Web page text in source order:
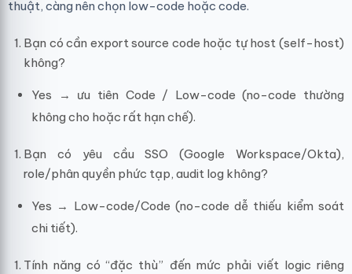
thuật, càng nên chọn low-code hoặc code.
Bạn có cần export source code hoặc tự host (self-host)
không?
Yes → ưu tiên Code / Low-code (no-code thường
không cho hoặc rất hạn chế).
Bạn có yêu cầu SSO (Google Workspace/Okta),
role/phân quyền phức tạp, audit log không?
Yes → Low-code/Code (no-code dễ thiếu kiểm soát
chi tiết).
Tính năng có “đặc thù” đến mức phải viết logic riêng